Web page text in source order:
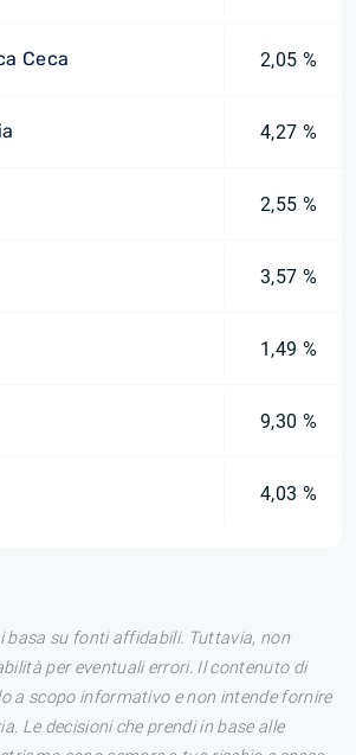
Ceca 2,05 %
4,27 %
2,55 %
3,57 %
1,49 %
9,30 %
4,03 %
basa su fonti affidabili. Tuttavia, non
per eventuali errori. Il contenuto di
a scopo informativo e non intende fornire
Le decisioni che prendi in base alle